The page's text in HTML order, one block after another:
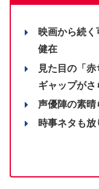
映画から続
健在
見た目の「
ギャップが
声優陣の素晴
時事ネタも